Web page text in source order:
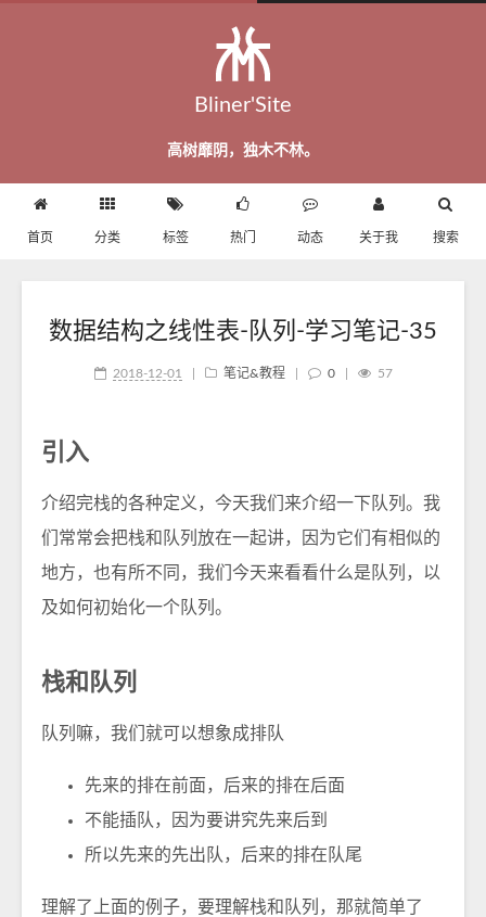
Bliner'Site
高树靡阴，独木不林。
首页 分类 标签 热门 动态 关于我 搜索
数据结构之线性表-队列-学习笔记-35
2018-12-01 笔记&教程 0 57
引入
介绍完栈的各种定义，今天我们来介绍一下队列。我
们常常会把栈和队列放在一起讲，因为它们有相似的
地方，也有所不同，我们今天来看看什么是队列，以
及如何初始化一个队列。
栈和队列
队列嘛，我们就可以想象成排队
先来的排在前面，后来的排在后面
不能插队，因为要讲究先来后到
所以先来的先出队，后来的排在队尾
理解了上面的例子，要理解栈和队列，那就简单了